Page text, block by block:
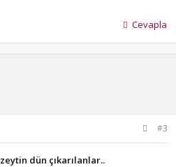
Cevapla
#3
dün çıkarılanlar..